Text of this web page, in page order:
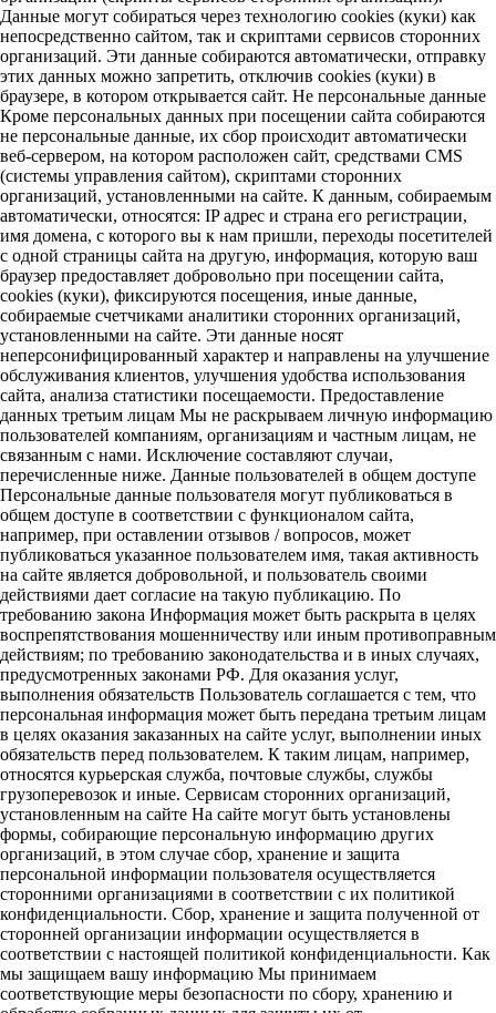
Данные могут собираться через технологию cookies (куки) как
непосредственно сайтом, так и скриптами сервисов сторонних
организаций. Эти данные собираются автоматически, отправку
этих данных можно запретить, отключив cookies (куки) в
браузере, в котором открывается сайт. Не персональные данные
Кроме персональных данных при посещении сайта собираются
не персональные данные, их сбор происходит автоматически
веб-сервером, на котором расположен сайт, средствами CMS
(системы управления сайтом), скриптами сторонних
организаций, установленными на сайте. К данным, собираемым
автоматически, относятся: IP адрес и страна его регистрации,
имя домена, с которого вы к нам пришли, переходы посетителей
с одной страницы сайта на другую, информация, которую ваш
браузер предоставляет добровольно при посещении сайта,
cookies (куки), фиксируются посещения, иные данные,
собираемые счетчиками аналитики сторонних организаций,
установленными на сайте. Эти данные носят
неперсонифицированный характер и направлены на улучшение
обслуживания клиентов, улучшения удобства использования
сайта, анализа статистики посещаемости. Предоставление
данных третьим лицам Мы не раскрываем личную информацию
пользователей компаниям, организациям и частным лицам, не
связанным с нами. Исключение составляют случаи,
перечисленные ниже. Данные пользователей в общем доступе
Персональные данные пользователя могут публиковаться в
общем доступе в соответствии с функционалом сайта,
например, при оставлении отзывов / вопросов, может
публиковаться указанное пользователем имя, такая активность
на сайте является добровольной, и пользователь своими
действиями дает согласие на такую публикацию. По
требованию закона Информация может быть раскрыта в целях
воспрепятствования мошенничеству или иным противоправным
действиям; по требованию законодательства и в иных случаях,
предусмотренных законами РФ. Для оказания услуг,
выполнения обязательств Пользователь соглашается с тем, что
персональная информация может быть передана третьим лицам
в целях оказания заказанных на сайте услуг, выполнении иных
обязательств перед пользователем. К таким лицам, например,
относятся курьерская служба, почтовые службы, службы
грузоперевозок и иные. Сервисам сторонних организаций,
установленным на сайте На сайте могут быть установлены
формы, собирающие персональную информацию других
организаций, в этом случае сбор, хранение и защита
персональной информации пользователя осуществляется
сторонними организациями в соответствии с их политикой
конфиденциальности. Сбор, хранение и защита полученной от
сторонней организации информации осуществляется в
соответствии с настоящей политикой конфиденциальности. Как
мы защищаем вашу информацию Мы принимаем
соответствующие меры безопасности по сбору, хранению и